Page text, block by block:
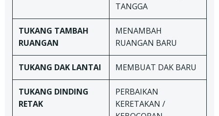
TANGGA
TUKANG TAMBAH
RUANGAN
MENAMBAH
RUANGAN BARU
TUKANG DAK LANTAI MEMBUAT DAK BARU
TUKANG DINDING
RETAK
PERBAIKAN
KERETAKAN /